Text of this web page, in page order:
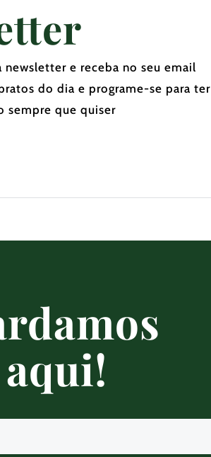
newsletter e receba no seu email
do dia e programe-se para ter
sempre que quiser